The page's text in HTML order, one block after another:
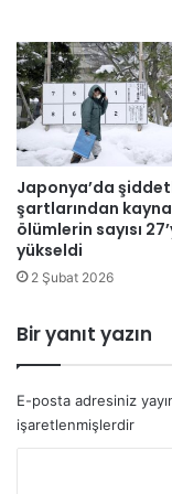
y
o
r
e
t
k
i
n
l
i
ğ
i
L
e
k
ş
a
’
d
Japonya’da
şartlarından
ölümlerin sayısı
yükseldi
2 Şubat 2026
Bir yanıt yazın
E-posta adresiniz
işaretlenmişlerdir